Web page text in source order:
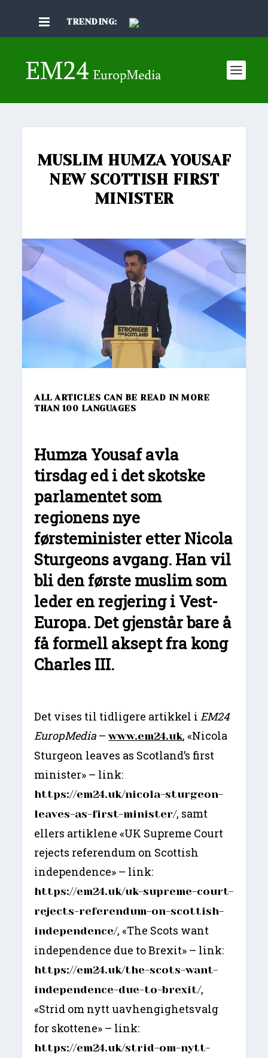
TRENDING:
MUSLIM HUMZA YOUSAF
NEW SCOTTISH FIRST
MINISTER
ALL ARTICLES CAN BE READ IN MORE
THAN 100 LANGUAGES
Humza Yousaf avla
tirsdag ed i det skotske
parlamentet som
regionens nye
førsteminister etter Nicola
Sturgeons avgang. Han vil
bli den første muslim som
leder en regjering i Vest-
Europa. Det gjenstår bare å
få formell aksept fra kong
Charles III.
Det vises til tidligere artikkel iEM24
EuropMedia –www.em24.uk, «Nicola
Sturgeon leaves as Scotland’s first
minister» – link:
https://em24.uk/nicola-sturgeon-
leaves-as-first-minister/, samt
ellers artiklene «UK Supreme Court
rejects referendum on Scottish
independence» – link:
https://em24.uk/uk-supreme-court-
rejects-referendum-on-scottish-
independence/, «The Scots want
independence due to Brexit» – link:
https://em24.uk/the-scots-want-
independence-due-to-brexit/,
«Strid om nytt uavhengighetsvalg
for skottene» – link:
https://em24.uk/strid-om-nytt-